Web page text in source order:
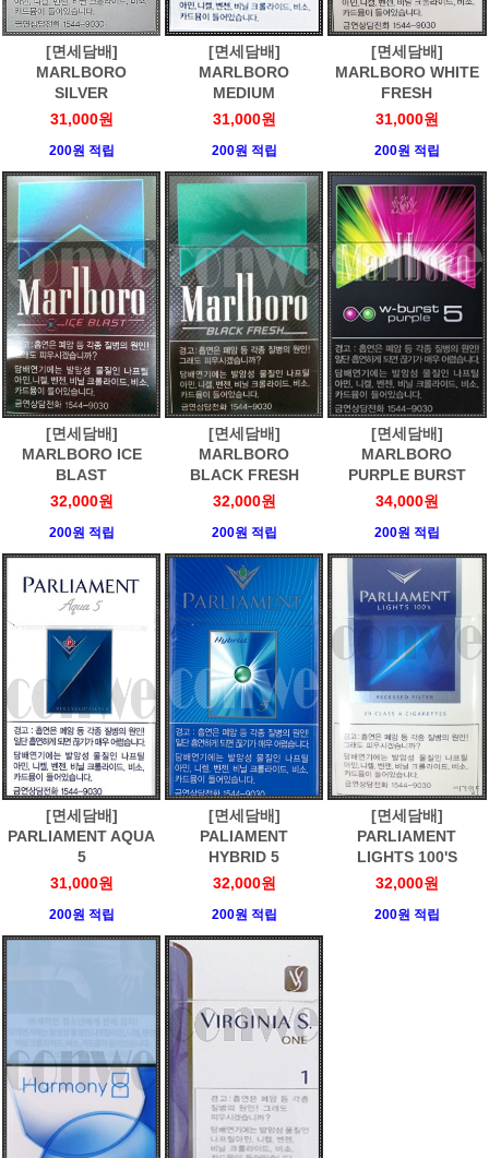
[면세담배]
MARLBORO
SILVER
31,000원
200원 적립
[면세담배]
MARLBORO
MEDIUM
31,000원
200원 적립
[면세담배]
MARLBORO WHITE
FRESH
31,000원
200원 적립
[면세담배]
MARLBORO ICE
BLAST
32,000원
200원 적립
[면세담배]
MARLBORO
BLACK FRESH
32,000원
200원 적립
[면세담배]
MARLBORO
PURPLE BURST
34,000원
200원 적립
[면세담배]
PARLIAMENT AQUA
5
31,000원
200원 적립
[면세담배]
PALIAMENT
HYBRID 5
32,000원
200원 적립
[면세담배]
PARLIAMENT
LIGHTS 100'S
32,000원
200원 적립